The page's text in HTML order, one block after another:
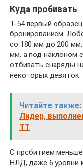
Куда пробивать
Т-54 первый
бронированием.
со 180 мм до 200 мм.
мм, а под наклоном
отбивать снаряды
некоторых девяток.
Читайте также:
Лидер,
ТТ
С пробитием
НЛД, даже 6 уровни